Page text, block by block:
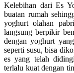
Kelebihan dari Es
buatan rumah
yoghurt olahan
langsung berpikir
dengan yoghurt
seperti susu, bisa
es yang telah
terlalu kuat dengan